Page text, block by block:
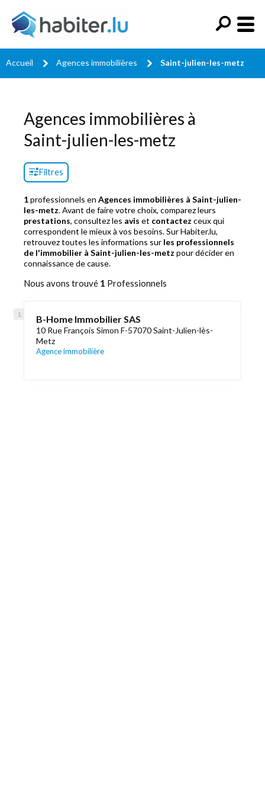
Accueil Agences immobilières Saint-julien-les-metz
Agences immobilières à
Saint-julien-les-metz
Filtres
1professionnels en Agences immobilières à Saint-julien-
les-metz. Avant de faire votre choix, comparez leurs
prestations, consultez les avis et contactez ceux qui
correspondent le mieux à vos besoins. Sur Habiter.lu,
retrouvez toutes les informations sur les professionnels
de l'immobilier à Saint-julien-les-metz pour décider en
connaissance de cause.
Nous avons trouvé 1 Professionnels
B-Home Immobilier SAS
10 Rue François Simon F-57070 Saint-Julien-lès-
Metz
Agence immobilière